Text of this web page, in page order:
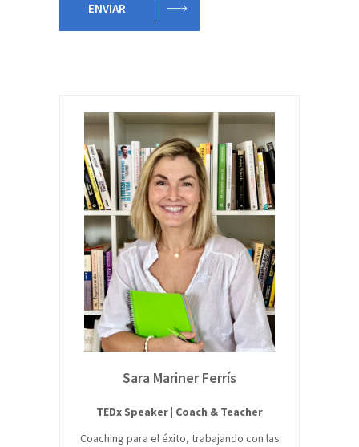
ENVIAR
Sara Mariner Ferrís
TEDx Speaker | Coach & Teacher
Coaching para el éxito, trabajando con las